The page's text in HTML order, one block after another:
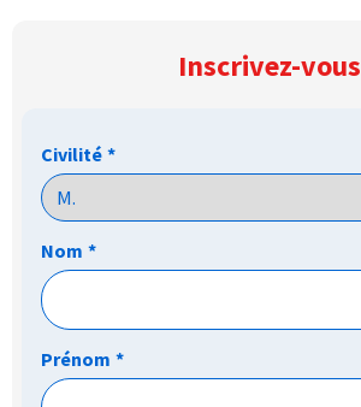
Inscrivez-vous
Civilité *
Nom *
Prénom *